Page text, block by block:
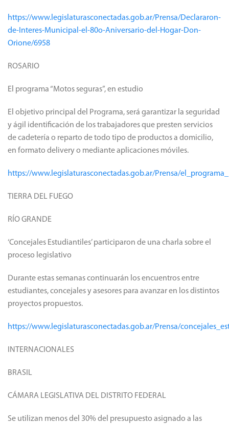
https://www.legislaturasconectadas.gob.ar/Prensa/Declararon-
de-Interes-Municipal-el-80o-Aniversario-del-Hogar-Don-
Orione/6958
ROSARIO
El programa “Motos seguras”, en estudio
El objetivo principal del Programa, será garantizar la seguridad
y ágil identificación de los trabajadores que presten servicios
de cadetería o reparto de todo tipo de productos a domicilio,
en formato delivery o mediante aplicaciones móviles.
https://www.legislaturasconectadas.gob.ar/Prensa/
TIERRA DEL FUEGO
RÍO GRANDE
‘Concejales Estudiantiles’ participaron de una charla sobre el
proceso legislativo
Durante estas semanas continuarán los encuentros entre
estudiantes, concejales y asesores para avanzar en los distintos
proyectos propuestos.
https://www.legislaturasconectadas.gob.ar/Prensa/
INTERNACIONALES
BRASIL
CÁMARA LEGISLATIVA DEL DISTRITO FEDERAL
Se utilizan menos del 30% del presupuesto asignado a las